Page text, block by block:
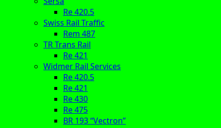
Re 420.5
Swiss Rail Traffic
Rem 487
TR Trans Rail
Re 421
Widmer Rail Services
Re 420.5
Re 421
Re 430
Re 475
BR 193 “Vectron”